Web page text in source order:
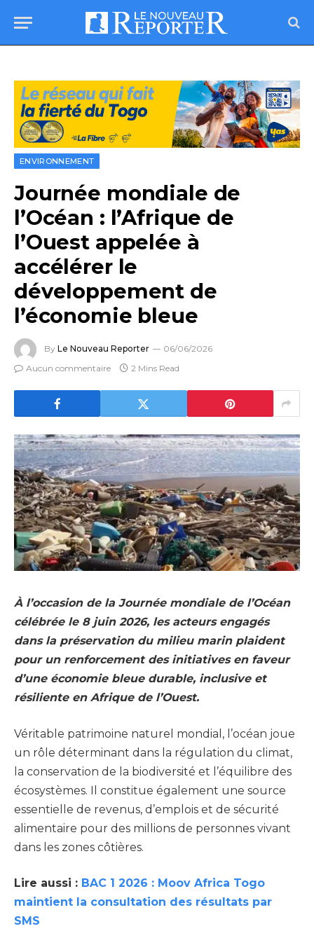
ENVIRONNEMENT
Journée mondiale de
l’Océan : l’Afrique de
l’Ouest appelée à
accélérer le
développement de
l’économie bleue
By Le Nouveau Reporter
06/06/2026
Aucun commentaire
2 Mins Read
À l’occasion de la Journée mondiale de l’Océan
célébrée le 8 juin 2026, les acteurs engagés
dans la préservation du milieu marin plaident
pour un renforcement des initiatives en faveur
d’une économie bleue durable, inclusive et
résiliente en Afrique de l’Ouest.
Véritable patrimoine naturel mondial, l’océan joue
un rôle déterminant dans la régulation du climat,
la conservation de la biodiversité et l’équilibre des
écosystèmes. Il constitue également une source
essentielle de revenus, d’emplois et de sécurité
alimentaire pour des millions de personnes vivant
dans les zones côtières.
Lire aussi : BAC 1 2026 : Moov Africa Togo
maintient la consultation des résultats par
SMS